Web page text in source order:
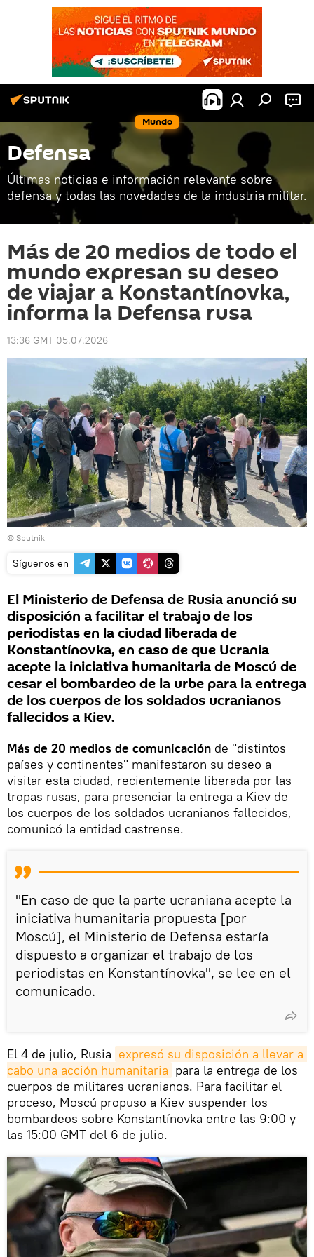
Mundo
Defensa
Últimas noticias e información relevante sobre
defensa y todas las novedades de la industria militar.
Más de 20 medios de todo el
mundo expresan su deseo
de viajar a Konstantínovka,
informa la Defensa rusa
13:36 GMT 05.07.2026
© Sputnik
Síguenos en
El Ministerio de Defensa de Rusia anunció su
disposición a facilitar el trabajo de los
periodistas en la ciudad liberada de
Konstantínovka, en caso de que Ucrania
acepte la iniciativa humanitaria de Moscú de
cesar el bombardeo de la urbe para la entrega
de los cuerpos de los soldados ucranianos
fallecidos a Kiev.
Más de 20 medios de comunicación de "distintos
países y continentes" manifestaron su deseo a
visitar esta ciudad, recientemente liberada por las
tropas rusas, para presenciar la entrega a Kiev de
los cuerpos de los soldados ucranianos fallecidos,
comunicó la entidad castrense.
"En caso de que la parte ucraniana acepte la
iniciativa humanitaria propuesta [por
Moscú], el Ministerio de Defensa estaría
dispuesto a organizar el trabajo de los
periodistas en Konstantínovka", se lee en el
comunicado.
El 4 de julio, Rusia expresó su disposición a llevar a
cabo una acción humanitaria para la entrega de los
cuerpos de militares ucranianos. Para facilitar el
proceso, Moscú propuso a Kiev suspender los
bombardeos sobre Konstantínovka entre las 9:00 y
las 15:00 GMT del 6 de julio.